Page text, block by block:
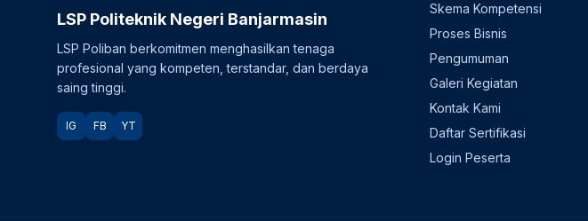
LSP Politeknik Negeri Banjarmasin
LSP Poliban berkomitmen menghasilkan tenaga
profesional yang kompeten, terstandar, dan berdaya
saing tinggi.
IG FB YT
Skema Kompetensi
Proses Bisnis
Pengumuman
Galeri Kegiatan
Kontak Kami
Daftar Sertifikasi
Login Peserta